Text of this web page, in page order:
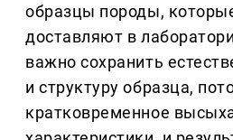
образцы породы,
доставляют в
важно сохранить
и структуру образца,
кратковременное